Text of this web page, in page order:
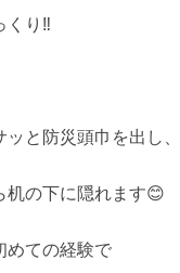
くり‼️
ッと防災頭巾を出し、
机の下に隠れます😊
めての経験で